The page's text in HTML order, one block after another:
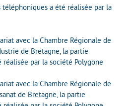
téléphoniques a été réalisée par la
avec la Chambre Régionale de
de Bretagne, la partie
par la société Polygone
avec la Chambre Régionale de
de Bretagne, la partie